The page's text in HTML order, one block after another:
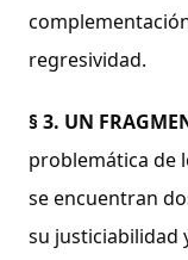
regresividad.
§ 3. UN
problemática de
se encuentran
su justiciabilidad